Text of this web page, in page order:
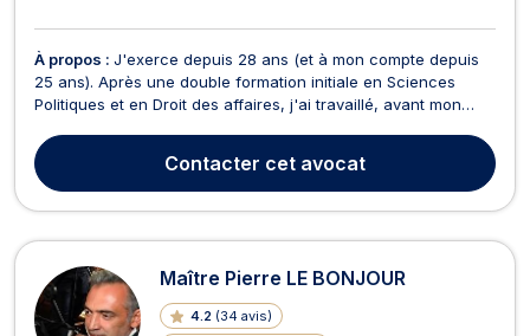
À propos : J'exerce depuis 28 ans (et à mon compte depuis
25 ans). Après une double formation initiale en Sciences
Politiques et en Droit des affaires, j'ai travaillé, avant mon
généraliste. Lors de mon installation, j'ai choisi d'être
généraliste, c'est à dire d'intervenir auss...
Contacter cet avocat
Maître Pierre LE BONJOUR
4.2 (34 avis)